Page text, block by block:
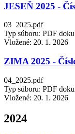
JESEŇ 2025 -
03_2025.pdf
Typ súboru: PDF
Vložené: 20. 1. 2026
ZIMA 2025 -
04_2025.pdf
Typ súboru: PDF
Vložené: 20. 1. 2026
2024